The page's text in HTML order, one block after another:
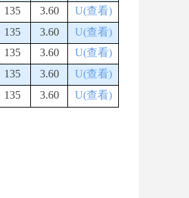
135 3.60
U(查看)
135 3.60
U(查看)
135 3.60
U(查看)
135 3.60
U(查看)
135 3.60 U(查看)